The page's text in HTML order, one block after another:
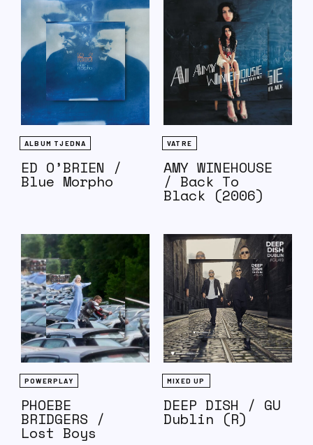
ALBUM TJEDNA
ED O’BRIEN /
Blue Morpho
VATRE
AMY WINEHOUSE
/ Back To
Black (2006)
POWERPLAY
PHOEBE
BRIDGERS /
Lost Boys
MIXED UP
DEEP DISH / GU
Dublin (R)